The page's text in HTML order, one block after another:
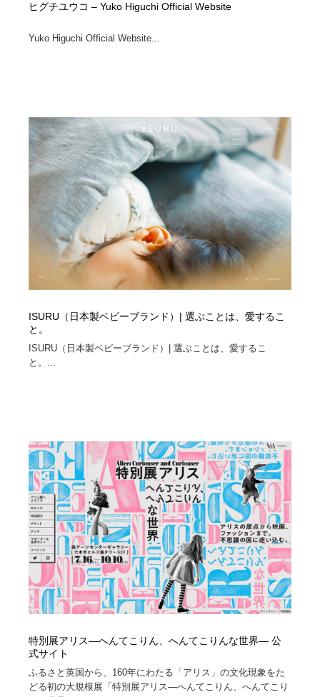
ヒグチユウコ – Yuko Higuchi Official Website
Yuko Higuchi Official Website...
ISURU（日本製ベビーブランド）| 選ぶことは、愛するこ
と。
ISURU（日本製ベビーブランド）| 選ぶことは、愛するこ
と。...
特別展アリス―へんてこりん、へんてこりんな世界― 公
式サイト
ふるさと英国から、160年にわたる「アリス」の文化現象をた
どる初の大規模展「特別展アリス―へんてこりん、へんてこり